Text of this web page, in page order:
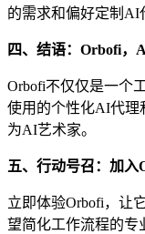
的需求和偏好定制AI
四、结语：Orbofi，
Orbofi不仅仅是一个
使用的个性化AI代理
为AI艺术家。
五、行动号召：加
立即体验Orbofi，让
望简化工作流程的专